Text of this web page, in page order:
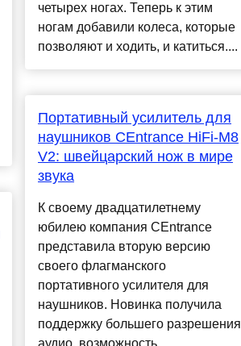
четырех ногах. Теперь к этим
ногам добавили колеса, которые
позволяют и ходить, и катиться....
Портативный усилитель для
наушников CEntrance HiFi-M8
V2: швейцарский нож в мире
звука
К своему двадцатилетнему
юбилею компания CEntrance
представила вторую версию
своего флагманского
портативного усилителя для
наушников. Новинка получила
поддержку большего разрешения